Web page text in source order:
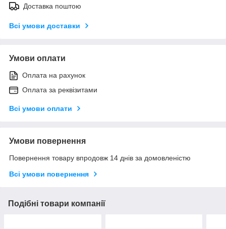
Доставка поштою
Всі умови доставки
Умови оплати
Оплата на рахунок
Оплата за реквізитами
Всі умови оплати
Умови повернення
Повернення товару впродовж 14 днів за домовленістю
Всі умови повернення
Подібні товари компанії